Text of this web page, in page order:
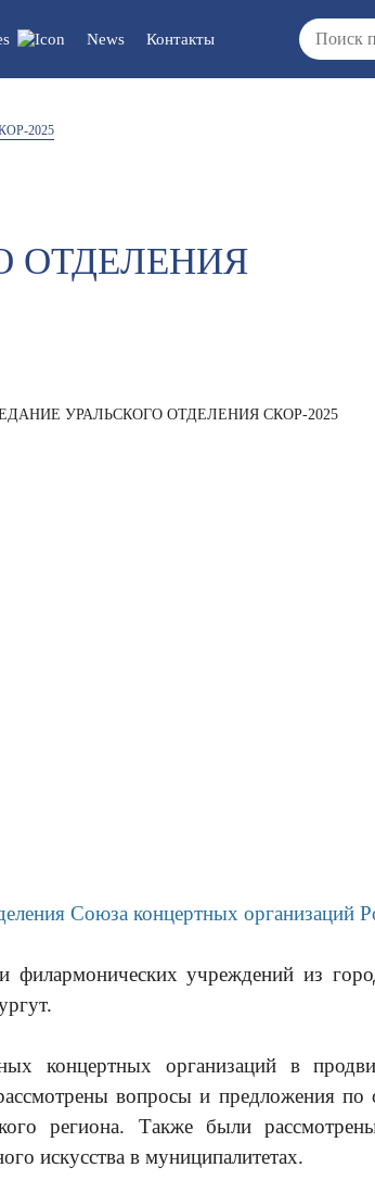
News Контакты
2025
ОТДЕЛЕНИЯ
Союза концертных организаций
филармонических учреждений из
концертных организаций в
вопросы и предложения по
региона. Также были
искусства в муниципалитетах.